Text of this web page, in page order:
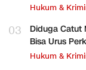
Hukum &
03
Diduga Catut
Bisa Urus
Hukum &